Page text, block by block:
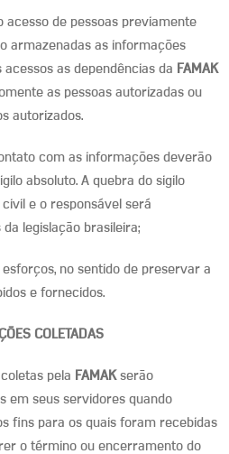
acesso de pessoas previamente
armazenadas as informações
as dependências da FAMAK
as pessoas autorizadas ou
autorizados.
com as informações deverão
absoluto. A quebra do sigilo
e o responsável será
legislação brasileira;
no sentido de preservar a
e fornecidos.
COLETADAS
pela FAMAK serão
em seus servidores quando
fins para os quais foram recebidas
o término ou encerramento do